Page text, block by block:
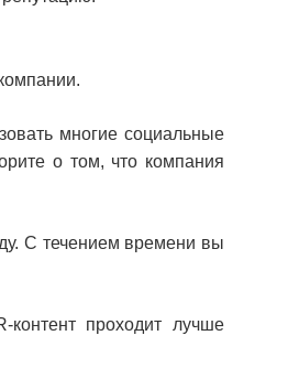
многие социальные
о том, что компания
С течением времени вы
проходит лучше